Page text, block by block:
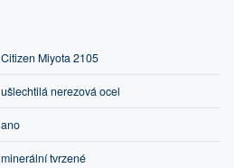
Citizen Miyota 2105
ušlechtilá nerezová ocel
ano
minerální tvrzené